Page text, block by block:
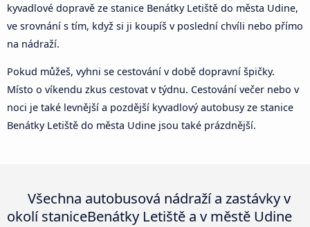
kyvadlové dopravě ze stanice Benátky Letiště do města Udine,
ve srovnání s tím, když si ji koupíš v poslední chvíli nebo přímo
na nádraží.
Pokud můžeš, vyhni se cestování v době dopravní špičky.
Místo o víkendu zkus cestovat v týdnu. Cestování večer nebo v
noci je také levnější a pozdější kyvadlový autobusy ze stanice
Benátky Letiště do města Udine jsou také prázdnější.
Všechna autobusová nádraží a zastávky v
okolí staniceBenátky Letiště a v městě Udine